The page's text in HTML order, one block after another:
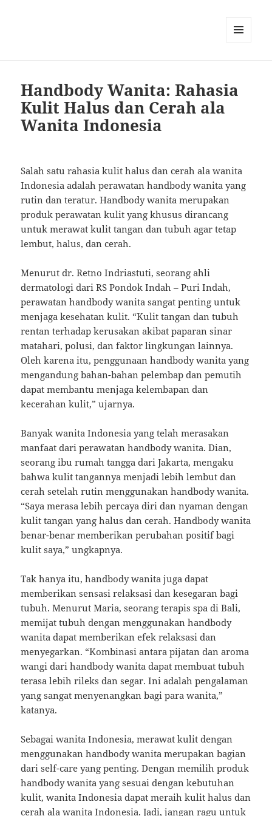
Handbody Wanita: Rahasia
Kulit Halus dan Cerah ala
Wanita Indonesia
Salah satu rahasia kulit halus dan cerah ala wanita
Indonesia adalah perawatan handbody wanita yang
rutin dan teratur. Handbody wanita merupakan
produk perawatan kulit yang khusus dirancang
untuk merawat kulit tangan dan tubuh agar tetap
lembut, halus, dan cerah.
Menurut dr. Retno Indriastuti, seorang ahli
dermatologi dari RS Pondok Indah – Puri Indah,
perawatan handbody wanita sangat penting untuk
menjaga kesehatan kulit. “Kulit tangan dan tubuh
rentan terhadap kerusakan akibat paparan sinar
matahari, polusi, dan faktor lingkungan lainnya.
Oleh karena itu, penggunaan handbody wanita yang
mengandung bahan-bahan pelembap dan pemutih
dapat membantu menjaga kelembapan dan
kecerahan kulit,” ujarnya.
Banyak wanita Indonesia yang telah merasakan
manfaat dari perawatan handbody wanita. Dian,
seorang ibu rumah tangga dari Jakarta, mengaku
bahwa kulit tangannya menjadi lebih lembut dan
cerah setelah rutin menggunakan handbody wanita.
“Saya merasa lebih percaya diri dan nyaman dengan
kulit tangan yang halus dan cerah. Handbody wanita
benar-benar memberikan perubahan positif bagi
kulit saya,” ungkapnya.
Tak hanya itu, handbody wanita juga dapat
memberikan sensasi relaksasi dan kesegaran bagi
tubuh. Menurut Maria, seorang terapis spa di Bali,
memijat tubuh dengan menggunakan handbody
wanita dapat memberikan efek relaksasi dan
menyegarkan. “Kombinasi antara pijatan dan aroma
wangi dari handbody wanita dapat membuat tubuh
terasa lebih rileks dan segar. Ini adalah pengalaman
yang sangat menyenangkan bagi para wanita,”
katanya.
Sebagai wanita Indonesia, merawat kulit dengan
menggunakan handbody wanita merupakan bagian
dari self-care yang penting. Dengan memilih produk
handbody wanita yang sesuai dengan kebutuhan
kulit, wanita Indonesia dapat meraih kulit halus dan
cerah ala wanita Indonesia. Jadi, jangan ragu untuk